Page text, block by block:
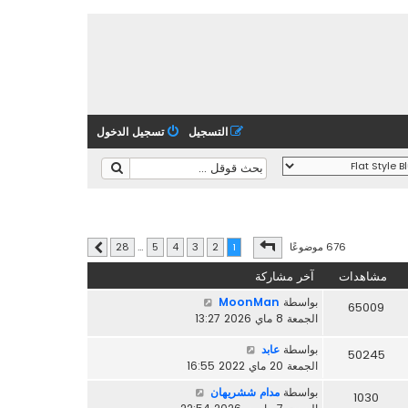
تسجيل الدخول التسجيل
676 موضوعًا صفحة1 من28
1
2
3
4
5
…
28 التالي
مشاهدات آخر مشاركة
65009 بواسطة MoonMan
الجمعة 8 ماي 2026 13:27
50245 بواسطة عابد
الجمعة 20 ماي 2022 16:55
1030 بواسطة مدام ششريهان